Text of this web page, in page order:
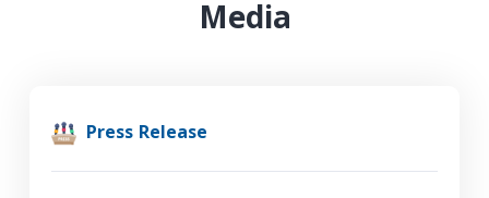
Media
Press Release